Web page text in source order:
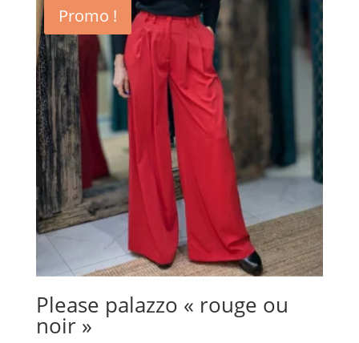
Promo !
Please palazzo « rouge ou
noir »